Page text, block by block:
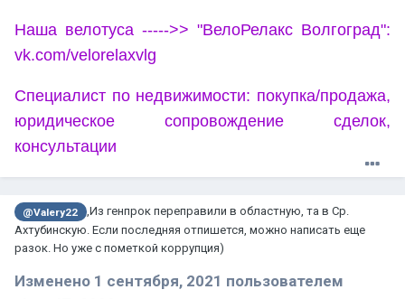
Наша велотуса ----->> "ВелоРелакс Волгоград":
vk.com/velorelaxvlg
Специалист по недвижимости: покупка/продажа,
юридическое сопровождение сделок,
консультации
@Valery22
,Из генпрок переправили в областную, та в Ср.
Ахтубинскую. Если последняя отпишется, можно написать еще
разок. Но уже с пометкой коррупция)
Изменено 1 сентября, 2021 пользователем